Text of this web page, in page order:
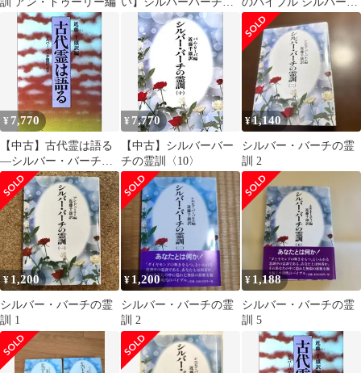
霊訓〈10〉
ーチの霊訓 6
¥ 7,770
【中古】古代霊は語る
—シルバー・バーチ霊
訓より
¥ 7,770
【中古】シルバーバー
チの霊訓〈10〉
¥1,140
シルバー・バーチの霊
訓 2
¥1,200
シルバー・バーチの霊
訓 1
¥ 1,200
シルバー・バーチの霊
訓 2
¥ 1,188
シルバー・バーチの霊
訓 5